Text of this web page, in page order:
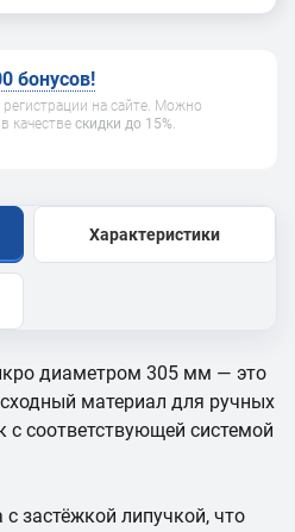
бонусов!
на сайте. Можно
качестве скидки до 15%.
Характеристики
диаметром 305 мм — это
материал для ручных
соответствующей системой
застёжкой липучкой, что